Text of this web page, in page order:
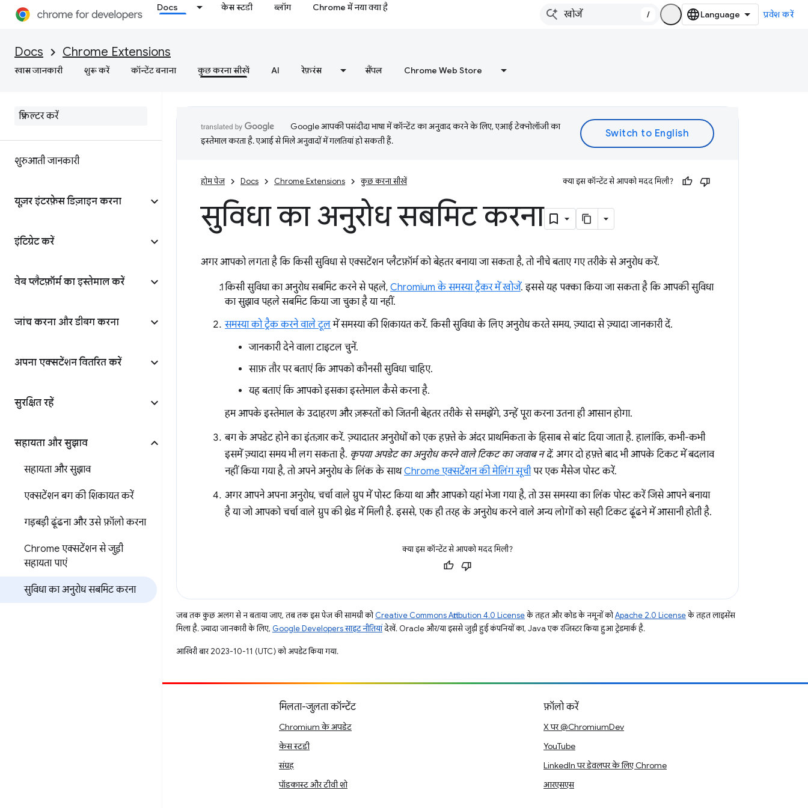
Docs केस स्टडी ब्लॉग Chrome में नया क्या है
/ प्रवेश करें
Docs Chrome Extensions
खास जानकारी शुरू करें कॉन्टेंट बनाना कुछ करना सीखें AI रेफ़रंस सैंपल Chrome Web Store
शुरुआती जानकारी
यूज़र इंटरफ़ेस डिज़ाइन करना
इंटिग्रेट करें
वेब प्लैटफ़ॉर्म का इस्तेमाल करें
जांच करना और डीबग करना
अपना एक्सटेंशन वितरित करें
सुरक्षित रहें
सहायता और सुझाव
सहायता और सुझाव
एक्सटेंशन बग की शिकायत करें
गड़बड़ी ढूंढना और उसे फ़ॉलो करना
Chrome एक्सटेंशन से जुड़ी
सहायता पाएं
सुविधा का अनुरोध सबमिट करना
Google आपकी पसंदीदा भाषा में कॉन्टेंट का अनुवाद करने के लिए, एआई टेक्नोलॉजी का
इस्तेमाल करता है. एआई से मिले अनुवादों में गलतियां हो सकती हैं.
होम पेज Docs Chrome Extensions कुछ करना सीखें क्या इस कॉन्टेंट से आपको मदद मिली?
सुविधा का अनुरोध सबमिट करना
अगर आपको लगता है कि किसी सुविधा से एक्सटेंशन प्लैटफ़ॉर्म को बेहतर बनाया जा सकता है, तो नीचे बताए गए तरीके से अनुरोध करें.
किसी सुविधा का अनुरोध सबमिट करने से पहले, Chromium के समस्या ट्रैकर में खोजें. इससे यह पक्का किया जा सकता है कि आपकी सुविधा
का सुझाव पहले सबमिट किया जा चुका है या नहीं.
समस्या को ट्रैक करने वाले टूलमें समस्या की शिकायत करें. किसी सुविधा के लिए अनुरोध करते समय, ज़्यादा से ज़्यादा जानकारी दें.
जानकारी देने वाला टाइटल चुनें.
साफ़ तौर पर बताएं कि आपको कौनसी सुविधा चाहिए.
यह बताएं कि आपको इसका इस्तेमाल कैसे करना है.
हम आपके इस्तेमाल के उदाहरण और ज़रूरतों को जितनी बेहतर तरीके से समझेंगे, उन्हें पूरा करना उतना ही आसान होगा.
बग के अपडेट होने का इंतज़ार करें. ज़्यादातर अनुरोधों को एक हफ़्ते के अंदर प्राथमिकता के हिसाब से बांट दिया जाता है. हालांकि, कभी-कभी
इसमें ज़्यादा समय भी लग सकता है. कृपया अपडेट का अनुरोध करने वाले टिकट का जवाब न दें. अगर दो हफ़्ते बाद भी आपके टिकट में बदलाव
नहीं किया गया है, तो अपने अनुरोध के लिंक के साथChrome एक्सटेंशन की मेलिंग सूचीपर एक मैसेज पोस्ट करें.
अगर आपने अपना अनुरोध, चर्चा वाले ग्रुप में पोस्ट किया था और आपको यहां भेजा गया है, तो उस समस्या का लिंक पोस्ट करें जिसे आपने बनाया
है या जो आपको चर्चा वाले ग्रुप की थ्रेड में मिली है. इससे, एक ही तरह के अनुरोध करने वाले अन्य लोगों को सही टिकट ढूंढने में आसानी होती है.
क्या इस कॉन्टेंट से आपको मदद मिली?
जब तक कुछ अलग से न बताया जाए, तब तक इस पेज की सामग्री कोCreative Commons Attribution 4.0 Licenseके तहत और कोड के नमूनों कोApache 2.0 Licenseके तहत लाइसेंस
मिला है. ज़्यादा जानकारी के लिए, Google Developers साइट नीतियांदेखें. Oracle और/या इससे जुड़ी हुई कंपनियों का, Java एक रजिस्टर किया हुआ ट्रेडमार्क है.
आखिरी बार 2023-10-11 (UTC) को अपडेट किया गया.
मिलता-जुलता कॉन्टेंट
Chromium के अपडेट
केस स्टडी
संग्रह
पॉडकास्ट और टीवी शो
फ़ॉलो करें
X पर @ChromiumDev
YouTube
LinkedIn पर डेवलपर के लिए Chrome
आरएसएस